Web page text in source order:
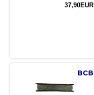
37,90EUR
BCB